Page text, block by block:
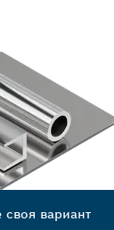
своя вариант